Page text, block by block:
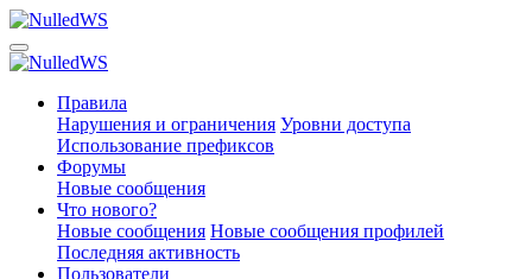
Правила
Нарушения и ограничения Уровни доступа
Использование префиксов
Форумы
Новые сообщения
Что нового?
Новые сообщения Новые сообщения профилей
Последняя активность
Пользователи